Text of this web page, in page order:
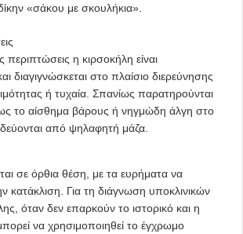
«σάκου με σκουλήκια».
περιπτώσεις η κιρσοκήλη είναι
διαγιγνώσκεται στο πλαίσιο διερεύνησης
ή τυχαία. Σπανίως παρατηρούνται
το αίσθημα βάρους ή νηγμώδη άλγη στο
από ψηλαφητή μάζα.
σε όρθια θέση, με τα ευρήματα να
κατάκλιση. Για τη διάγνωση υποκλινικών
όταν δεν επαρκούν το ιστορικό και η
να χρησιμοποιηθεί το έγχρωμο